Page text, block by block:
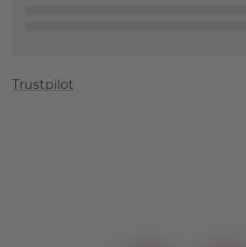
Trustpilot